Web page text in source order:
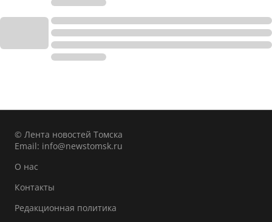
© Лента новостей Томска
Email: info@newstomsk.ru
О нас
Контакты
Редакционная политика